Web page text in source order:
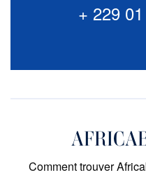
+ 229
Comment trouver